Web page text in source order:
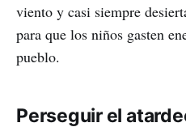
viento y casi siempre
para que los niños gasten
pueblo.
Perseguir el